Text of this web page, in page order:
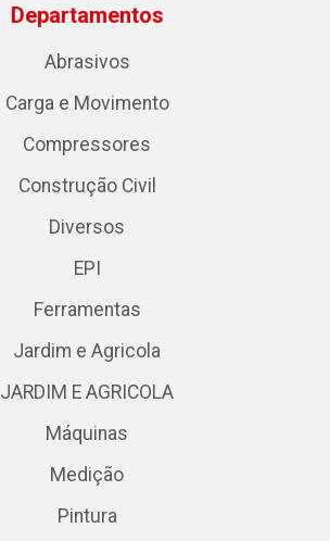
Departamentos
Abrasivos
Carga e Movimento
Compressores
Construção Civil
Diversos
EPI
Ferramentas
Jardim e Agricola
JARDIM E AGRICOLA
Máquinas
Medição
Pintura